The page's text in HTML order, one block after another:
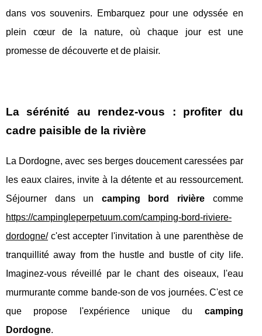
dans vos souvenirs. Embarquez pour une odyssée en
plein cœur de la nature, où chaque jour est une
promesse de découverte et de plaisir.
La sérénité au rendez-vous : profiter du
cadre paisible de la rivière
La Dordogne, avec ses berges doucement caressées par
les eaux claires, invite à la détente et au ressourcement.
Séjourner dans un camping bord rivière comme
https://campingleperpetuum.com/camping-bord-riviere-
dordogne/c'est accepter l'invitation à une parenthèse de
tranquillité away from the hustle and bustle of city life.
Imaginez-vous réveillé par le chant des oiseaux, l'eau
murmurante comme bande-son de vos journées. C'est ce
que propose l'expérience unique du camping
Dordogne.